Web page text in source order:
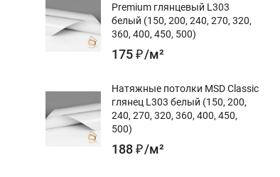
Premium глянцевый L303
белый (150, 200, 240, 270, 320,
360, 400, 450, 500)
175₽/м²
Натяжные потолки MSD Classic
глянец L303 белый (150, 200,
240, 270, 320, 360, 400, 450,
500)
188₽/м²